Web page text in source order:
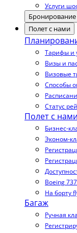
Услуги
Полет с нами
Тарифы и
Визы и
Визовые
Способы
Статус
Полет с нами
Бизнес-
Эконом-
Boeing
На борту
Багаж
Ручная